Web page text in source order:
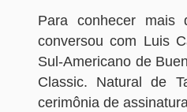
Para conhecer mais
conversou com Luis
Sul-Americano de
Classic. Natural de
cerimônia de